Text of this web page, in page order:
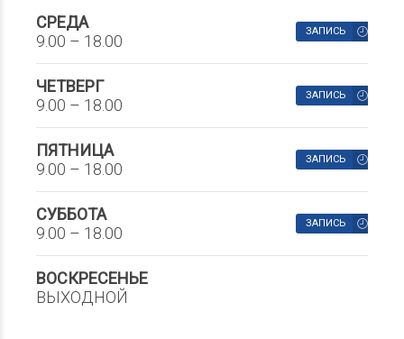
СРЕДА
9.00 – 18.00
ЗАПИСЬ
ЧЕТВЕРГ
9.00 – 18.00
ЗАПИСЬ
ПЯТНИЦА
9.00 – 18.00
ЗАПИСЬ
СУББОТА
9.00 – 18.00
ЗАПИСЬ
ВОСКРЕСЕНЬЕ
ВЫХОДНОЙ